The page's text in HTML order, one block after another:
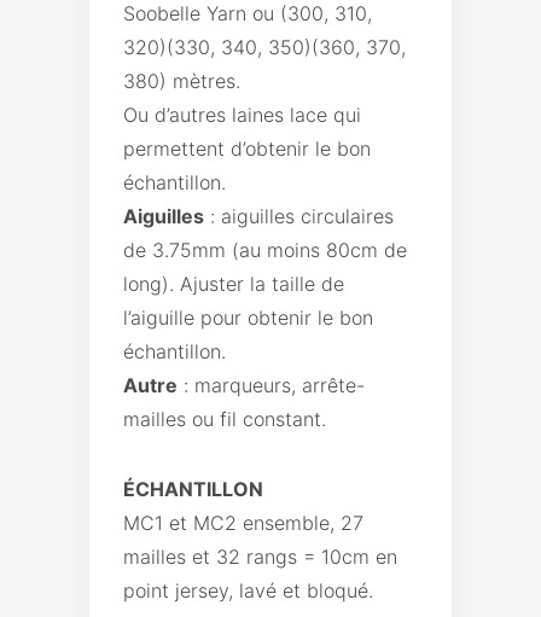
Soobelle Yarn ou (300, 310,
320)(330, 340, 350)(360, 370,
380) mètres.
Ou d’autres laines lace qui
permettent d’obtenir le bon
échantillon.
Aiguilles : aiguilles circulaires
de 3.75mm (au moins 80cm de
long). Ajuster la taille de
l’aiguille pour obtenir le bon
échantillon.
Autre : marqueurs, arrête-
mailles ou fil constant.
ÉCHANTILLON
MC1 et MC2 ensemble, 27
mailles et 32 rangs = 10cm en
point jersey, lavé et bloqué.